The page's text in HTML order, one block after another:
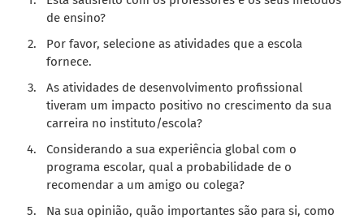
de ensino?
Por favor, selecione as atividades que a escola
fornece.
As atividades de desenvolvimento profissional
tiveram um impacto positivo no crescimento da sua
carreira no instituto/escola?
Considerando a sua experiência global com o
programa escolar, qual a probabilidade de o
recomendar a um amigo ou colega?
Na sua opinião, quão importantes são para si, como